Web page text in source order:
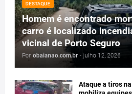
DESTAQUE
Homem é encontrado
carro é localizado
vicinal de Porto Seguro
Por obaianao.com.br - julho 12, 2026
Ataque a tiros